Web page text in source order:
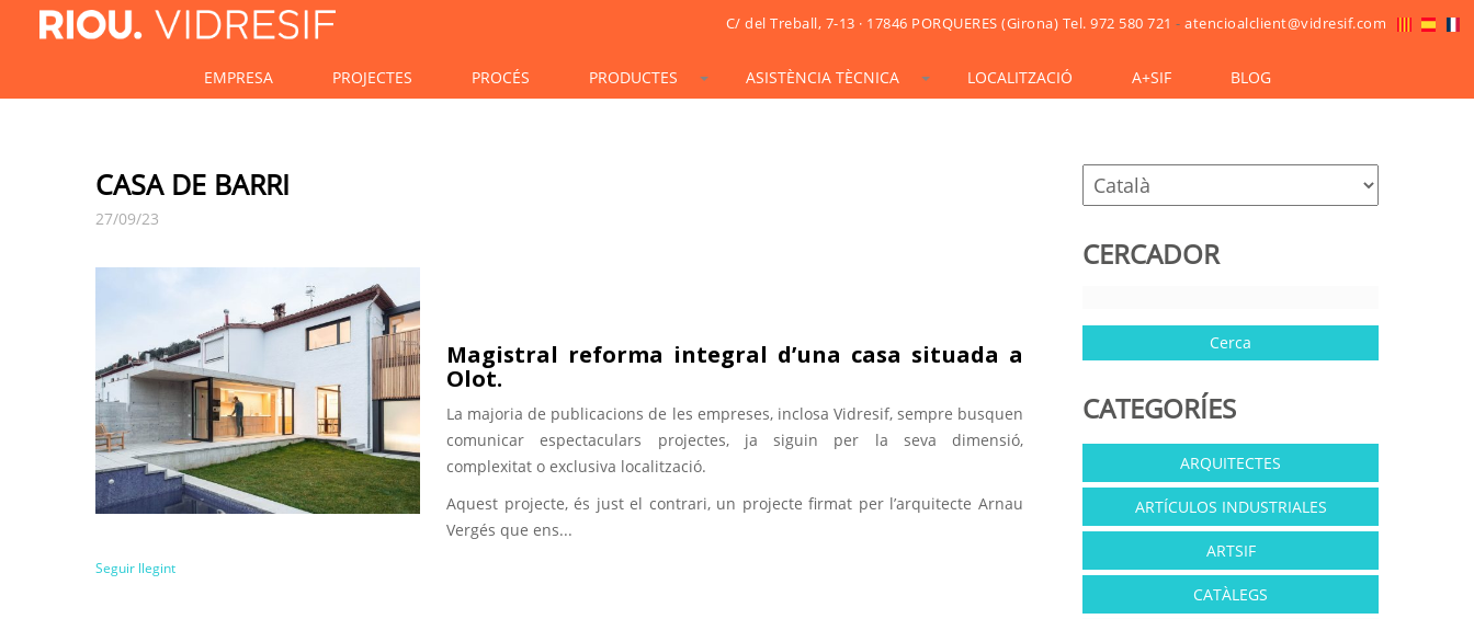
C/ del Treball, 7-13 · 17846 PORQUERES (Girona) Tel. 972 580 721 -atencioalclient@vidresif.com
EMPRESA PROJECTES PROCÉS PRODUCTES ASISTÈNCIA TÈCNICA LOCALITZACIÓ A+SIF BLOG
CASA DE BARRI
27/09/23
Magistral reforma integral d’una casa situada a
Olot.
La majoria de publicacions de les empreses, inclosa Vidresif, sempre busquen
comunicar espectaculars projectes, ja siguin per la seva dimensió,
complexitat o exclusiva localització.
Aquest projecte, és just el contrari, un projecte firmat per l’arquitecte Arnau
Vergés que ens...
Seguir llegint
CERCADOR
CATEGORÍES
ARQUITECTES
ARTÍCULOS INDUSTRIALES
ARTSIF
CATÀLEGS